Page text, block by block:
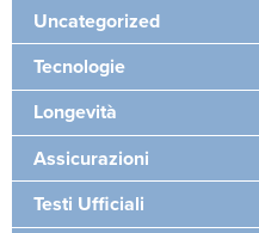
Uncategorized
Tecnologie
Longevità
Assicurazioni
Testi Ufficiali